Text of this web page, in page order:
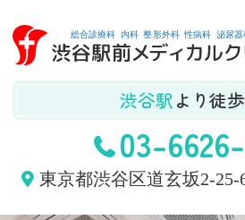
渋谷駅 より徒
03-
東京都渋谷区道玄坂2-25-